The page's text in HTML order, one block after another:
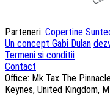
Parteneri: Copertine
Un concept Gabi Dulan
Termeni si conditii
Contact
Office: Mk Tax The
Keynes, United Kingdom,